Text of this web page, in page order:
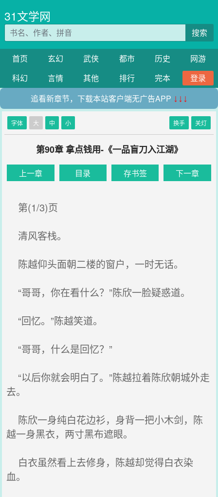
31文学网
搜索
首页 玄幻 武侠 都市 历史
网游
科幻
言情 其他 排行 完本
登录
追看新章节，下载本站客户端无广告APP ↓↓↓
字体 大 中 小 换手 关灯
第90章 拿点钱用-《一品盲刀入江湖》
上一章 目录 存书签 下一章
第(1/3)页
清风客栈。
陈越仰头面朝二楼的窗户，一时无话。
“哥哥，你在看什么？”陈欣一脸疑惑道。
“回忆。”陈越笑道。
“哥哥，什么是回忆？”
“以后你就会明白了。”陈越拉着陈欣朝城外走
去。
陈欣一身纯白花边衫，身背一把小木剑，陈
越一身黑衣，两寸黑布遮眼。
白衣虽然看上去修身，陈越却觉得白衣染
血。